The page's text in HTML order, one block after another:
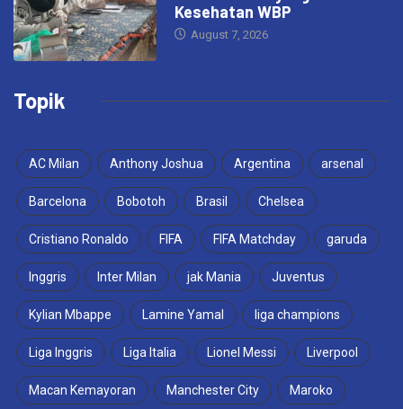
Kesehatan WBP
August 7, 2026
Topik
AC Milan Anthony Joshua Argentina arsenal
Barcelona Bobotoh Brasil Chelsea
Cristiano Ronaldo FIFA FIFA Matchday garuda
Inggris Inter Milan jak Mania Juventus
Kylian Mbappe Lamine Yamal liga champions
Liga Inggris Liga Italia Lionel Messi Liverpool
Macan Kemayoran Manchester City Maroko